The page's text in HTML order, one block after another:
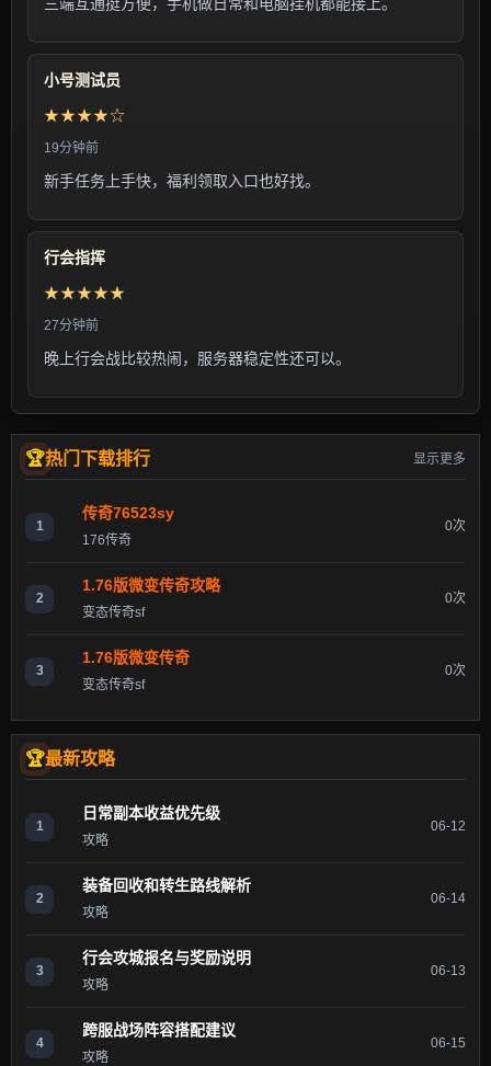
小号测试员
★★★★☆
19分钟前
新手任务上手快，福利领取入口也好找。
行会指挥
★★★★★
27分钟前
晚上行会战比较热闹，服务器稳定性还可以。
热门下载排行 显示更多
1
传奇76523sy
176传奇
0次
2
1.76版微变传奇攻略
变态传奇sf
0次
3
1.76版微变传奇
变态传奇sf
0次
最新攻略
1
日常副本收益优先级
攻略
06-12
2
装备回收和转生路线解析
攻略
06-14
3
行会攻城报名与奖励说明
攻略
06-13
4
跨服战场阵容搭配建议
攻略
06-15